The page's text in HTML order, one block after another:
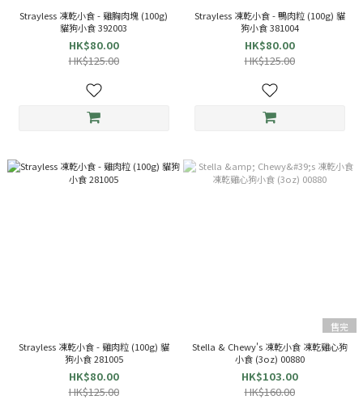
Strayless 凍乾小食 - 雞胸肉塊 (100g)
貓狗小食 392003
HK$80.00
HK$125.00
Strayless 凍乾小食 - 鴨肉粒 (100g) 貓
狗小食 381004
HK$80.00
HK$125.00
Strayless 凍乾小食 - 雞肉粒 (100g) 貓
狗小食 281005
HK$80.00
HK$125.00
售完
Stella & Chewy's 凍乾小食 凍乾雞心狗
小食 (3oz) 00880
HK$103.00
HK$160.00